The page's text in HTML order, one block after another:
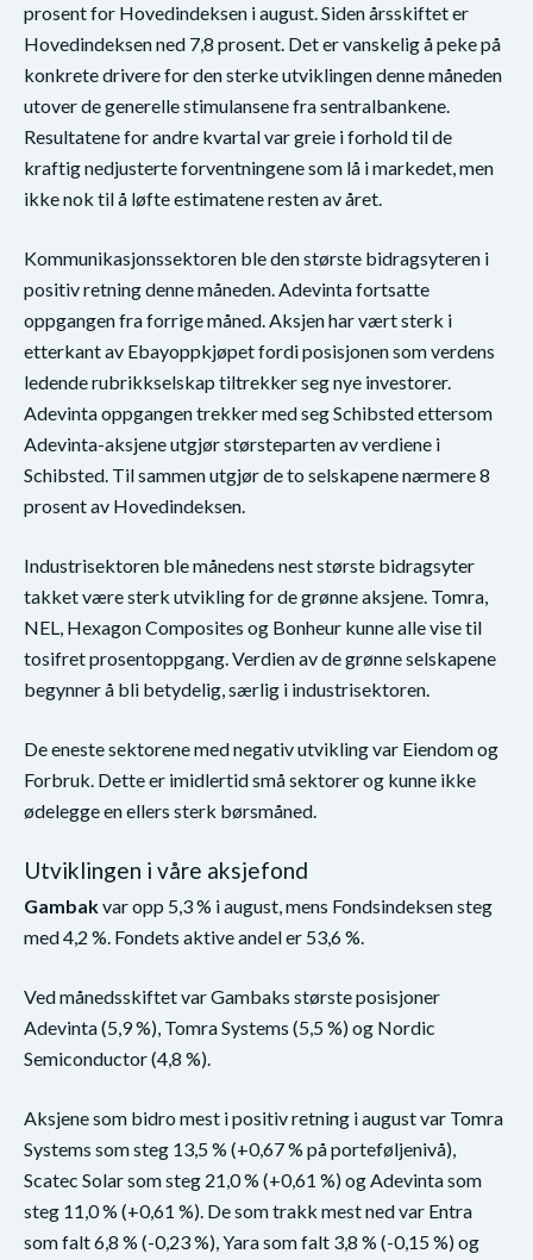
prosent for Hovedindeksen i august. Siden årsskiftet er
Hovedindeksen ned 7,8 prosent. Det er vanskelig å peke på
konkrete drivere for den sterke utviklingen denne måneden
utover de generelle stimulansene fra sentralbankene.
Resultatene for andre kvartal var greie i forhold til de
kraftig nedjusterte forventningene som lå i markedet, men
ikke nok til å løfte estimatene resten av året.
Kommunikasjonssektoren ble den største bidragsyteren i
positiv retning denne måneden. Adevinta fortsatte
oppgangen fra forrige måned. Aksjen har vært sterk i
etterkant av Ebayoppkjøpet fordi posisjonen som verdens
ledende rubrikkselskap tiltrekker seg nye investorer.
Adevinta oppgangen trekker med seg Schibsted ettersom
Adevinta-aksjene utgjør størsteparten av verdiene i
Schibsted. Til sammen utgjør de to selskapene nærmere 8
prosent av Hovedindeksen.
Industrisektoren ble månedens nest største bidragsyter
takket være sterk utvikling for de grønne aksjene. Tomra,
NEL, Hexagon Composites og Bonheur kunne alle vise til
tosifret prosentoppgang. Verdien av de grønne selskapene
begynner å bli betydelig, særlig i industrisektoren.
De eneste sektorene med negativ utvikling var Eiendom og
Forbruk. Dette er imidlertid små sektorer og kunne ikke
ødelegge en ellers sterk børsmåned.
Utviklingen i våre aksjefond
Gambakvar opp 5,3 % i august, mens Fondsindeksen steg
med 4,2 %. Fondets aktive andel er 53,6 %.
Ved månedsskiftet var Gambaks største posisjoner
Adevinta (5,9 %), Tomra Systems (5,5 %) og Nordic
Semiconductor (4,8 %).
Aksjene som bidro mest i positiv retning i august var Tomra
Systems som steg 13,5 % (+0,67 % på porteføljenivå),
Scatec Solar som steg 21,0 % (+0,61 %) og Adevinta som
steg 11,0 % (+0,61 %). De som trakk mest ned var Entra
som falt 6,8 % (-0,23 %), Yara som falt 3,8 % (-0,15 %) og